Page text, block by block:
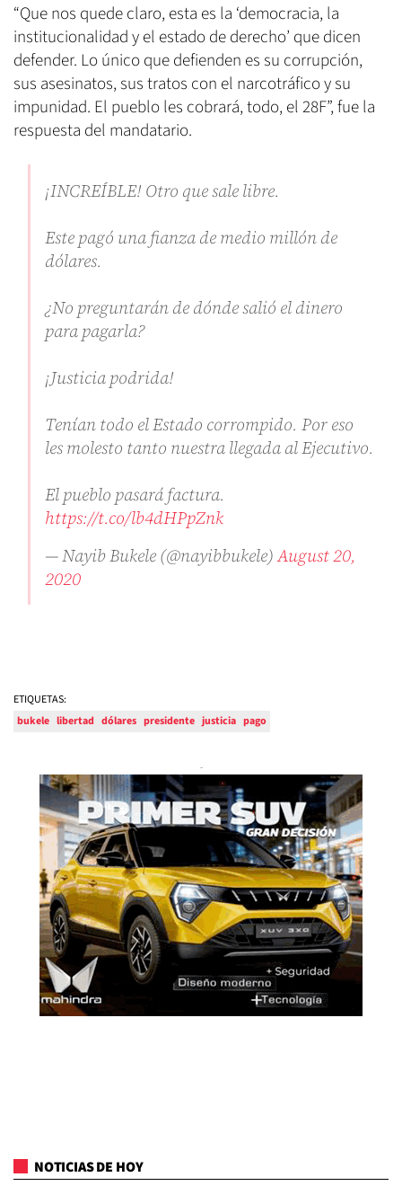
“Que nos quede claro, esta es la ‘democracia, la
institucionalidad y el estado de derecho’ que dicen
defender. Lo único que defienden es su corrupción,
sus asesinatos, sus tratos con el narcotráfico y su
impunidad. El pueblo les cobrará, todo, el 28F”, fue la
respuesta del mandatario.
¡INCREÍBLE! Otro que sale libre.
Este pagó una fianza de medio millón de
dólares.
¿No preguntarán de dónde salió el dinero
para pagarla?
¡Justicia podrida!
Tenían todo el Estado corrompido. Por eso
les molesto tanto nuestra llegada al Ejecutivo.
El pueblo pasará factura.
https://t.co/lb4dHPpZnk
— Nayib Bukele (@nayibbukele)August 20,
2020
ETIQUETAS:
bukele libertad dólares presidente justicia pago
NOTICIAS DE HOY